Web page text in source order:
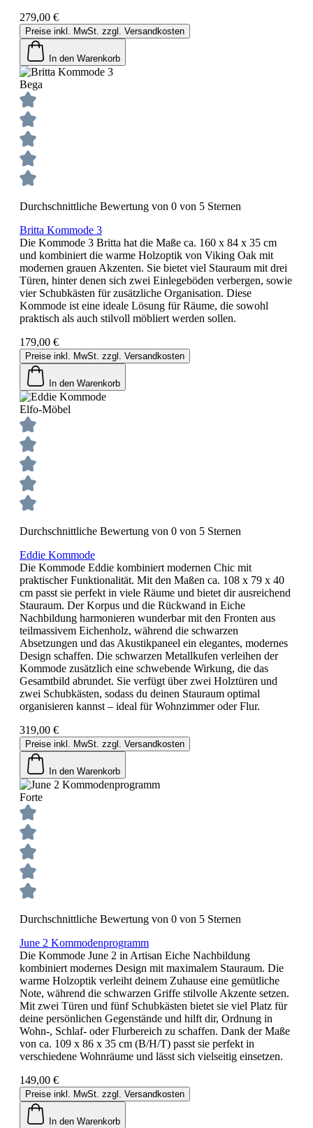
279,00 €
Preise inkl. MwSt. zzgl. Versandkosten
In den Warenkorb
Bega
Durchschnittliche Bewertung von 0 von 5 Sternen
Britta Kommode 3
Die Kommode 3 Britta hat die Maße ca. 160 x 84 x 35 cm
und kombiniert die warme Holzoptik von Viking Oak mit
modernen grauen Akzenten. Sie bietet viel Stauraum mit drei
Türen, hinter denen sich zwei Einlegeböden verbergen, sowie
vier Schubkästen für zusätzliche Organisation. Diese
Kommode ist eine ideale Lösung für Räume, die sowohl
praktisch als auch stilvoll möbliert werden sollen.
179,00 €
Preise inkl. MwSt. zzgl. Versandkosten
In den Warenkorb
Elfo-Möbel
Durchschnittliche Bewertung von 0 von 5 Sternen
Eddie Kommode
Die Kommode Eddie kombiniert modernen Chic mit
praktischer Funktionalität. Mit den Maßen ca. 108 x 79 x 40
cm passt sie perfekt in viele Räume und bietet dir ausreichend
Stauraum. Der Korpus und die Rückwand in Eiche
Nachbildung harmonieren wunderbar mit den Fronten aus
teilmassivem Eichenholz, während die schwarzen
Absetzungen und das Akustikpaneel ein elegantes, modernes
Design schaffen. Die schwarzen Metallkufen verleihen der
Kommode zusätzlich eine schwebende Wirkung, die das
Gesamtbild abrundet. Sie verfügt über zwei Holztüren und
zwei Schubkästen, sodass du deinen Stauraum optimal
organisieren kannst – ideal für Wohnzimmer oder Flur.
319,00 €
Preise inkl. MwSt. zzgl. Versandkosten
In den Warenkorb
Forte
Durchschnittliche Bewertung von 0 von 5 Sternen
June 2 Kommodenprogramm
Die Kommode June 2 in Artisan Eiche Nachbildung
kombiniert modernes Design mit maximalem Stauraum. Die
warme Holzoptik verleiht deinem Zuhause eine gemütliche
Note, während die schwarzen Griffe stilvolle Akzente setzen.
Mit zwei Türen und fünf Schubkästen bietet sie viel Platz für
deine persönlichen Gegenstände und hilft dir, Ordnung in
Wohn-, Schlaf- oder Flurbereich zu schaffen. Dank der Maße
von ca. 109 x 86 x 35 cm (B/H/T) passt sie perfekt in
verschiedene Wohnräume und lässt sich vielseitig einsetzen.
149,00 €
Preise inkl. MwSt. zzgl. Versandkosten
In den Warenkorb